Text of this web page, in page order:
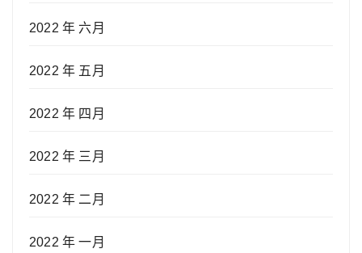
2022 年 六月
2022 年 五月
2022 年 四月
2022 年 三月
2022 年 二月
2022 年 一月